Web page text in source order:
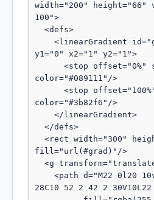
width="200" height="66"
100">
y1="0" x2="1" y2="1">
color="#089111"/>
color="#3b82f6"/>
fill="url(#grad)"/>
28C10 52 2 42 2